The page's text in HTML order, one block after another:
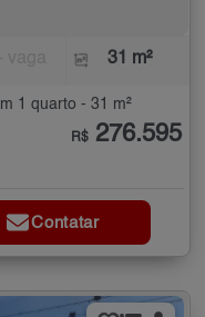
31 m²
1 quarto - 31 m²
R$ 276.595
Contatar